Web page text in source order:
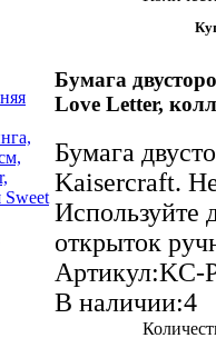
Бумага
Love Letter,
Бумага
Kaisercraft.
Используйте
открыток
Артикул:KC-
В наличии:4